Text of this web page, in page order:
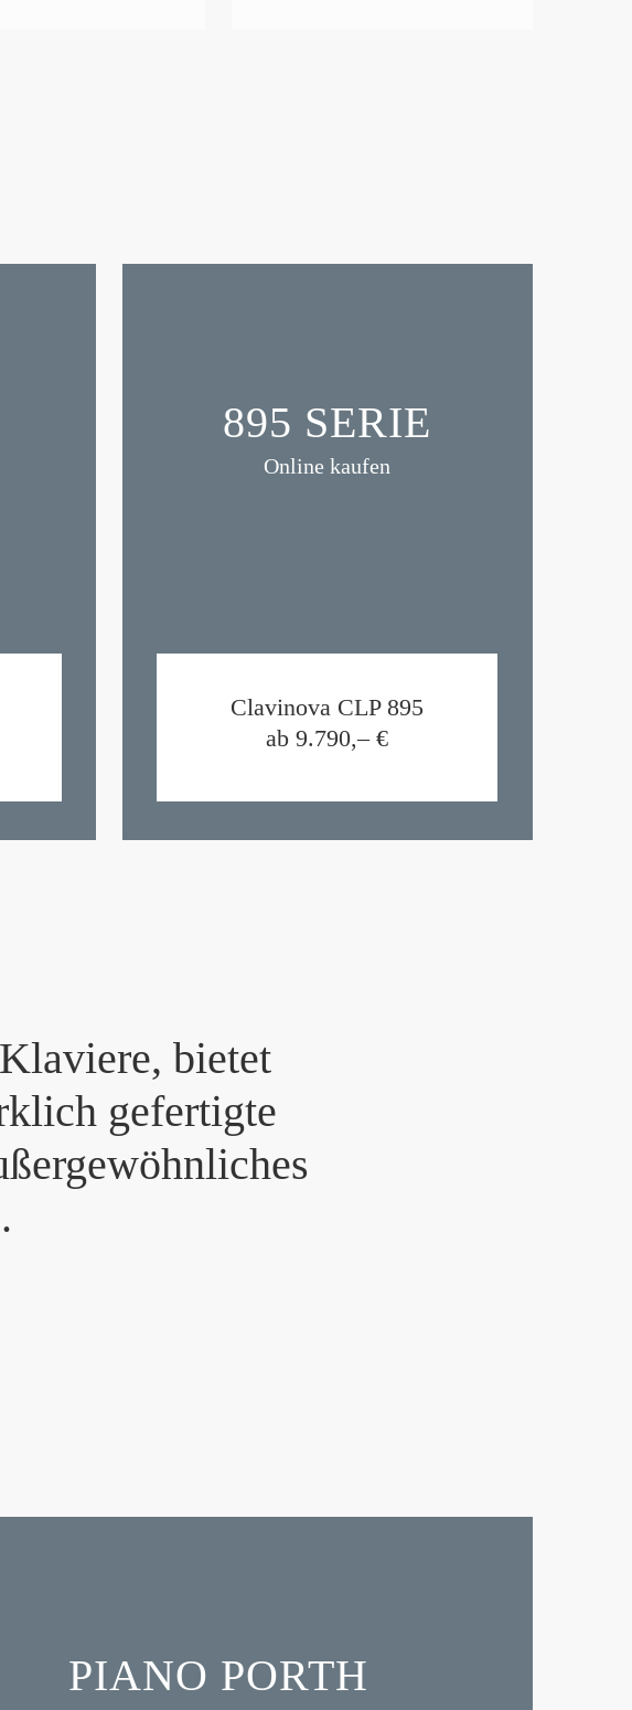
895 SERIE
Online kaufen
Clavinova CLP 895
ab 9.790,–€
bietet
gefertigte
PIANO PORTH